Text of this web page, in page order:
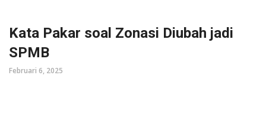
Kata Pakar soal Zonasi Diubah jadi
SPMB
Februari 6, 2025